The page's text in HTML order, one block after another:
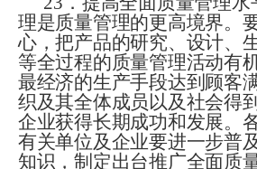
理是质量管理的更高境界。
心，把产品的研究、设计、
等全过程的质量管理活动有
最经济的生产手段达到顾客
织及其全体成员以及社会得
企业获得长期成功和发展。
有关单位及企业要进一步普
知识，制定出台推广全面质